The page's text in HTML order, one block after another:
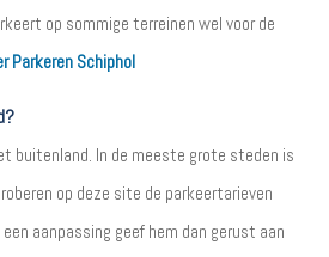
op sommige terreinen wel voor de
Parkeren Schiphol
buitenland. In de meeste grote steden is
op deze site de parkeertarieven
aanpassing geef hem dan gerust aan